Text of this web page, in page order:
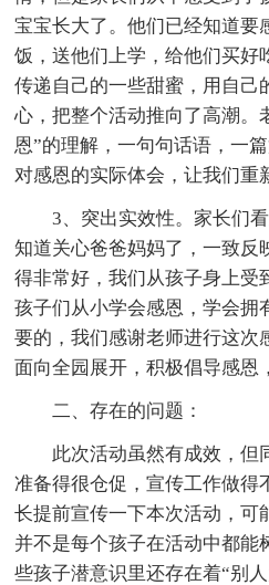
宝宝长大了。他们已经知道要
饭，送他们上学，给他们买好
传递自己的一些甜蜜，用自己
心，把整个活动推向了高潮。
恩”的理解，一句句话语，一
对感恩的实际体会，让我们重
3、突出实效性。家长们
知道关心爸爸妈妈了，一致反
得非常好，我们从孩子身上受
孩子们从小学会感恩，学会拥
要的，我们感谢老师进行这次
面向全园展开，积极倡导感恩
二、存在的问题：
此次活动虽然有成效，但
准备得很仓促，宣传工作做得
长提前宣传一下本次活动，可
并不是每个孩子在活动中都能
些孩子潜意识里还存在着“别